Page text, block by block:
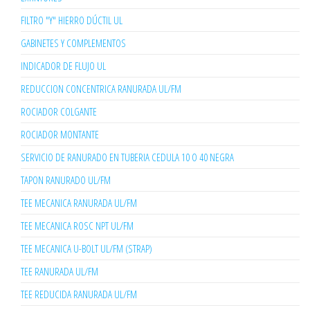
FILTRO "Y" HIERRO DÚCTIL UL
GABINETES Y COMPLEMENTOS
INDICADOR DE FLUJO UL
REDUCCION CONCENTRICA RANURADA UL/FM
ROCIADOR COLGANTE
ROCIADOR MONTANTE
SERVICIO DE RANURADO EN TUBERIA CEDULA 10 O 40 NEGRA
TAPON RANURADO UL/FM
TEE MECANICA RANURADA UL/FM
TEE MECANICA ROSC NPT UL/FM
TEE MECANICA U-BOLT UL/FM (STRAP)
TEE RANURADA UL/FM
TEE REDUCIDA RANURADA UL/FM